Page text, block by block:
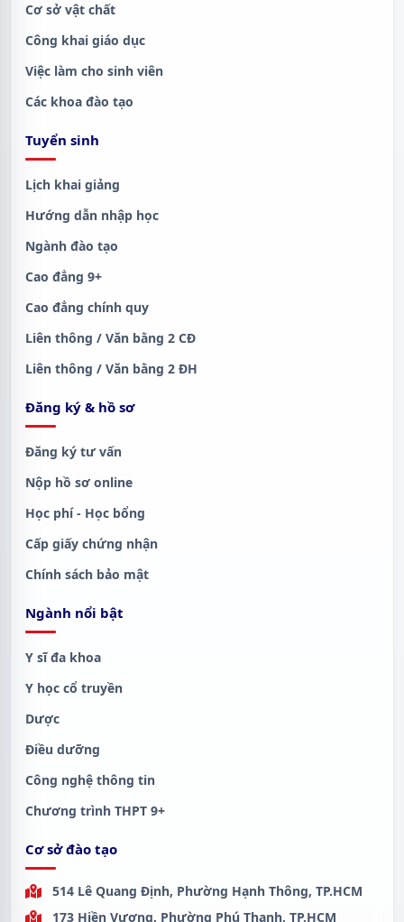
Cơ sở vật chất
Công khai giáo dục
Việc làm cho sinh viên
Các khoa đào tạo
Tuyển sinh
Lịch khai giảng
Hướng dẫn nhập học
Ngành đào tạo
Cao đẳng 9+
Cao đẳng chính quy
Liên thông / Văn bằng 2 CĐ
Liên thông / Văn bằng 2 ĐH
Đăng ký & hồ sơ
Đăng ký tư vấn
Nộp hồ sơ online
Học phí - Học bổng
Cấp giấy chứng nhận
Chính sách bảo mật
Ngành nổi bật
Y sĩ đa khoa
Y học cổ truyền
Dược
Điều dưỡng
Công nghệ thông tin
Chương trình THPT 9+
Cơ sở đào tạo
514 Lê Quang Định, Phường Hạnh Thông, TP.HCM
173 Hiền Vương, Phường Phú Thạnh, TP.HCM